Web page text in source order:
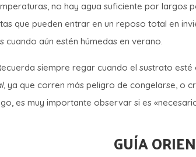
no hay agua suficiente por largos
que pueden entrar en un reposo total en
cuando aún estén húmedas en verano.
siempre regar cuando el sustrato
ya que corren más peligro de congelarse, o
es muy importante observar si es
GUÍA